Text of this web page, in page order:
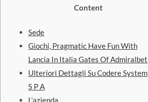
Content
Sede
Giochi, Pragmatic Have Fun With
Lancia In Italia Gates Of Admiralbet
Ulteriori Dettagli Su Codere System
S P A
L’azienda